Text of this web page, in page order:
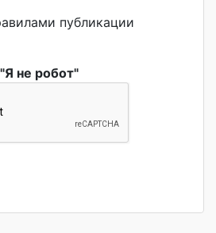
публикации
не робот"